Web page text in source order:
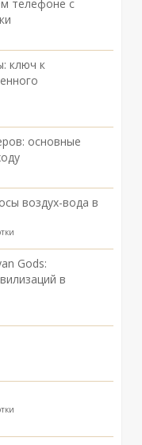
телефоне с
ключ к
основные
воздух-вода в
Gods:
в